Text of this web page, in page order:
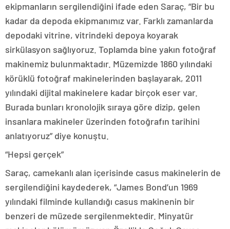
ekipmanların sergilendiğini ifade eden Saraç, “Bir bu
kadar da depoda ekipmanımız var. Farklı zamanlarda
depodaki vitrine, vitrindeki depoya koyarak
sirkülasyon sağlıyoruz. Toplamda bine yakın fotoğraf
makinemiz bulunmaktadır. Müzemizde 1860 yılındaki
körüklü fotoğraf makinelerinden başlayarak, 2011
yılındaki dijital makinelere kadar birçok eser var.
Burada bunları kronolojik sıraya göre dizip, gelen
insanlara makineler üzerinden fotoğrafın tarihini
anlatıyoruz” diye konuştu.
“Hepsi gerçek”
Saraç, camekanlı alan içerisinde casus makinelerin de
sergilendiğini kaydederek, “James Bond’un 1969
yılındaki filminde kullandığı casus makinenin bir
benzeri de müzede sergilenmektedir. Minyatür